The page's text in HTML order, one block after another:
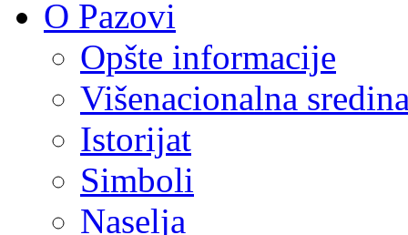
O Pazovi
Opšte informacije
Višenacionalna
Istorijat
Simboli
Naselja